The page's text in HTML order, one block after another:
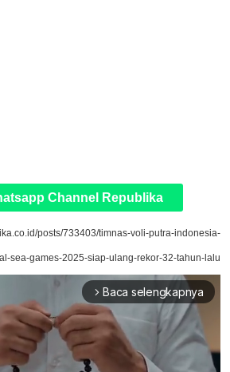
Channel Republika
posts/733403/timnas-voli-putra-indonesia-
sea-games-2025-siap-ulang-rekor-32-tahun-lalu
arrow_forward_ios Baca selengkapnya